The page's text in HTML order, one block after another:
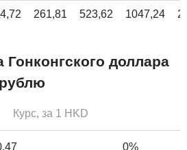
261,81 523,62 1047,24
доллара
Курс, за 1 HKD
0%